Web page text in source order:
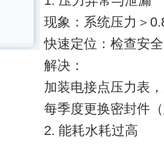
现象：系统压力＞
快速定位：检查安
解决：
加装电接点压力表
每季度更换密封件
2. 能耗水耗过高